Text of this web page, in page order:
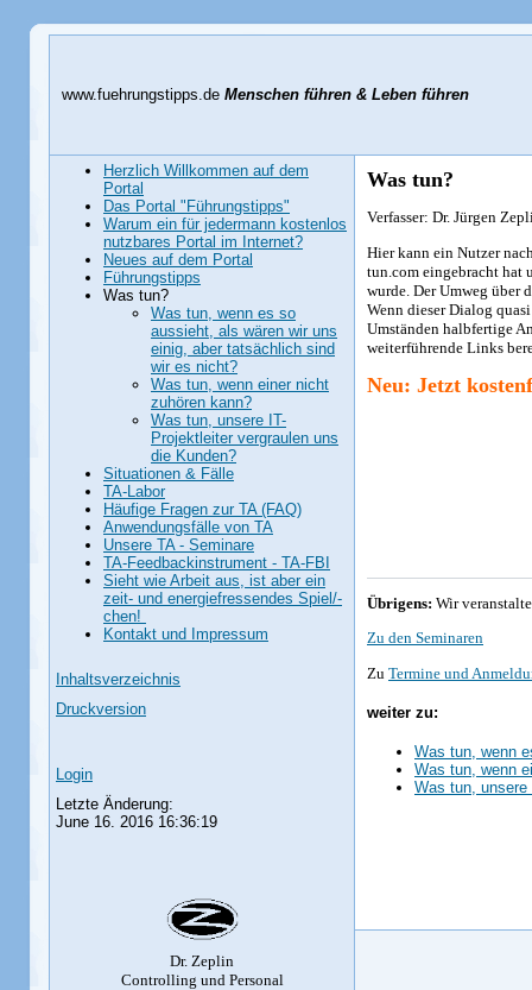
www.fuehrungstipps.de Menschen führen & Leben führen
Herzlich Willkommen auf dem
Portal
Das Portal "Führungstipps"
Warum ein für jedermann kostenlos
nutzbares Portal im Internet?
Neues auf dem Portal
Führungstipps
Was tun?
Was tun, wenn es so
aussieht, als wären wir uns
einig, aber tatsächlich sind
wir es nicht?
Was tun, wenn einer nicht
zuhören kann?
Was tun, unsere IT-
Projektleiter vergraulen uns
die Kunden?
Situationen & Fälle
TA-Labor
Häufige Fragen zur TA (FAQ)
Anwendungsfälle von TA
Unsere TA - Seminare
TA-Feedbackinstrument - TA-FBI
Sieht wie Arbeit aus, ist aber ein
zeit- und energiefressendes Spiel/-
chen!
Kontakt und Impressum
Inhaltsverzeichnis
Druckversion
Login
Letzte Änderung:
June 16. 2016 16:36:19
Dr. Zeplin
Controlling und Personal
Was tun?
Verfasser: Dr. Jürgen
Hier kann ein Nutzer
tun.com eingebracht hat
wurde. Der Umweg über
Wenn dieser Dialog
Umständen halbfertige
weiterführende Links
Neu: Jetzt
Übrigens: Wir
Zu den Seminaren
Zu Termine und
weiter zu:
Was tun, wenn
Was tun, wenn
Was tun, unsere